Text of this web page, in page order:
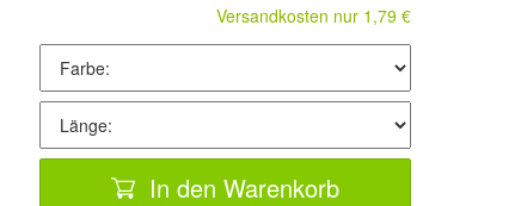
Versandkosten nur 1,79 €
In den Warenkorb